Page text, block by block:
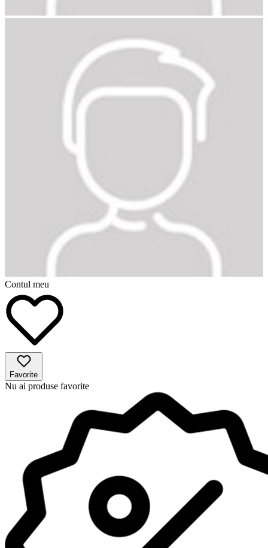
Contul meu
Favorite
Nu ai produse favorite